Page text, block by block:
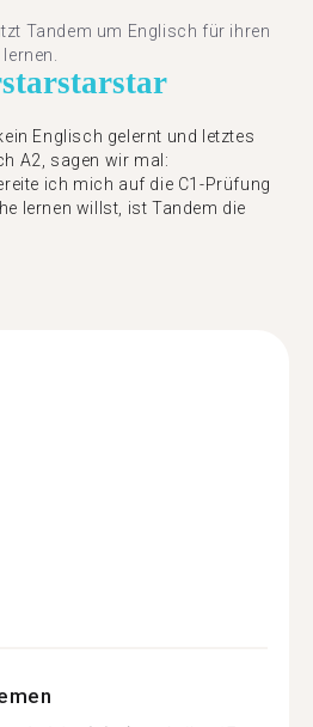
Tandem um Englisch für ihren
starstarstar
Englisch gelernt und letztes
A2, sagen wir mal:
ich mich auf die C1-Prüfung
lernen willst, ist Tandem die